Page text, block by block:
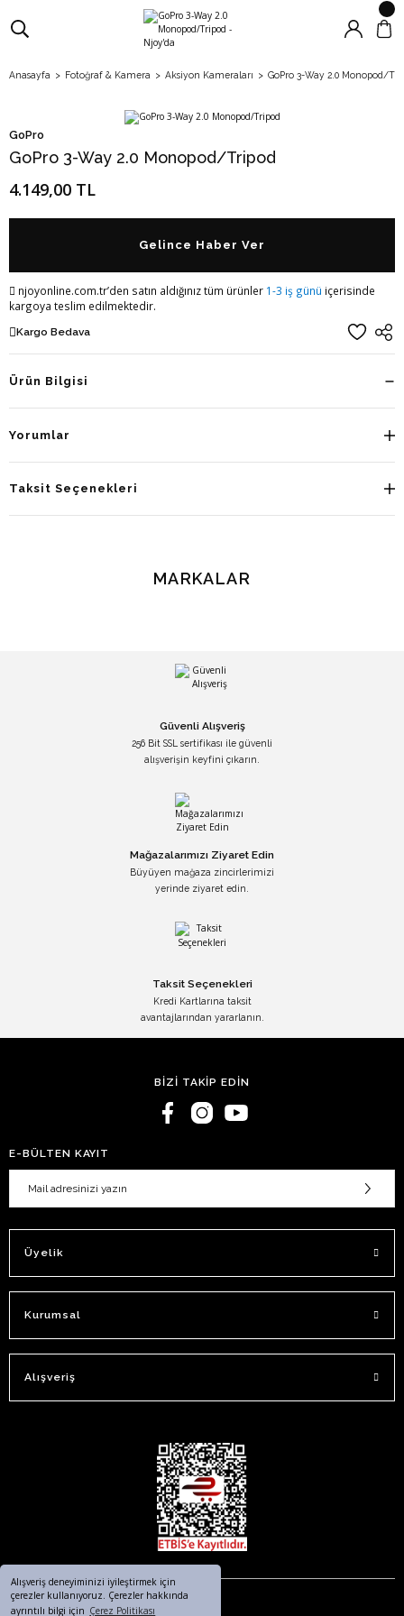
Alışveriş deneyiminizi iyileştirmek için
çerezler kullanıyoruz. Çerezler hakkında
ayrıntılı bilgi için Çerez Politikası
Anasayfa Fotoğraf & Kamera Aksiyon Kameraları GoPro 3-Way 2.0 Monopod/
GoPro
GoPro 3-Way 2.0 Monopod/Tripod
4.149,00 TL
Gelince Haber Ver
njoyonline.com.tr’den satın aldığınız tüm ürünler 1-3 iş günü içerisinde
kargoya teslim edilmektedir.
Kargo Bedava
Ürün Bilgisi
Yorumlar
Taksit Seçenekleri
MARKALAR
Güvenli Alışveriş
256 Bit SSL sertifikası ile güvenli
alışverişin keyfini çıkarın.
Mağazalarımızı Ziyaret Edin
Büyüyen mağaza zincirlerimizi
yerinde ziyaret edin.
Taksit Seçenekleri
Kredi Kartlarına taksit
avantajlarından yararlanın.
BİZİ TAKİP EDİN
E-BÜLTEN KAYIT
Üyelik
Kurumsal
Alışveriş